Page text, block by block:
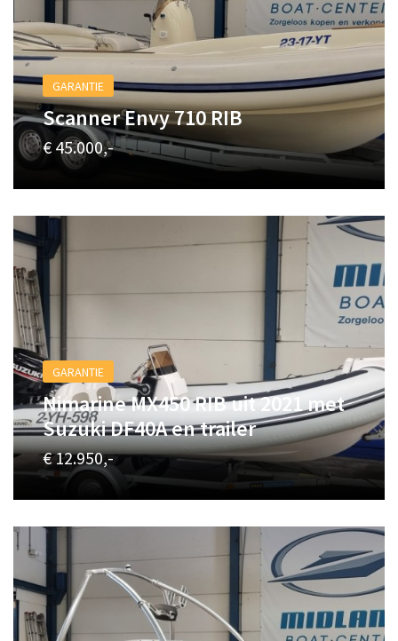
GARANTIE
Scanner Envy 710 RIB
€ 45.000,-
GARANTIE
Nimarine MX450 RIB uit 2021 met
Suzuki DF40A en trailer
€ 12.950,-